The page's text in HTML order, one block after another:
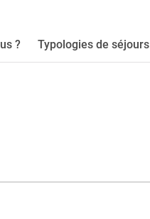
? Typologies de séjours